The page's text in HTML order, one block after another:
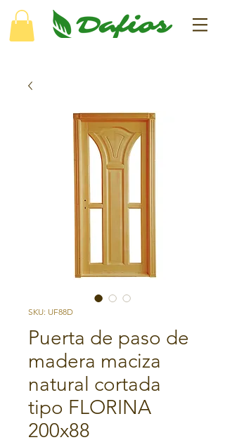
SKU: UF88D
Puerta de paso de
madera maciza
natural cortada
tipo FLORINA
200x88